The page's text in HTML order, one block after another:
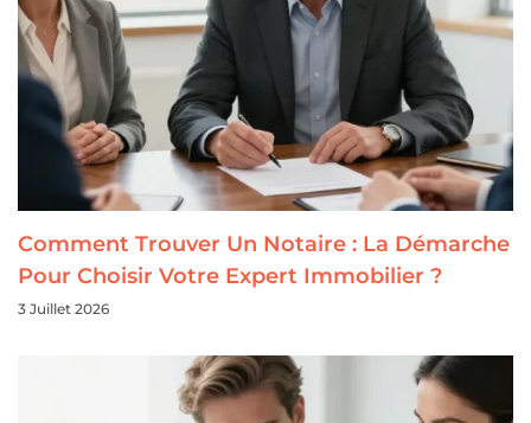
Comment Trouver Un Notaire : La Démarche
Pour Choisir Votre Expert Immobilier ?
3 Juillet 2026